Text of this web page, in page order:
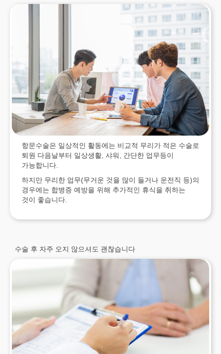
항문수술은 일상적인 활동에는 비교적 무리가 적은 수술로
퇴원 다음날부터 일상생활, 샤워, 간단한 업무등이
가능합니다.
하지만 무리한 업무(무거운 것을 많이 들거나 운전직 등)의
경우에는 합병증 예방을 위해 추가적인 휴식을 취하는
것이 좋습니다.
수술 후 자주 오지 않으셔도 괜찮습니다